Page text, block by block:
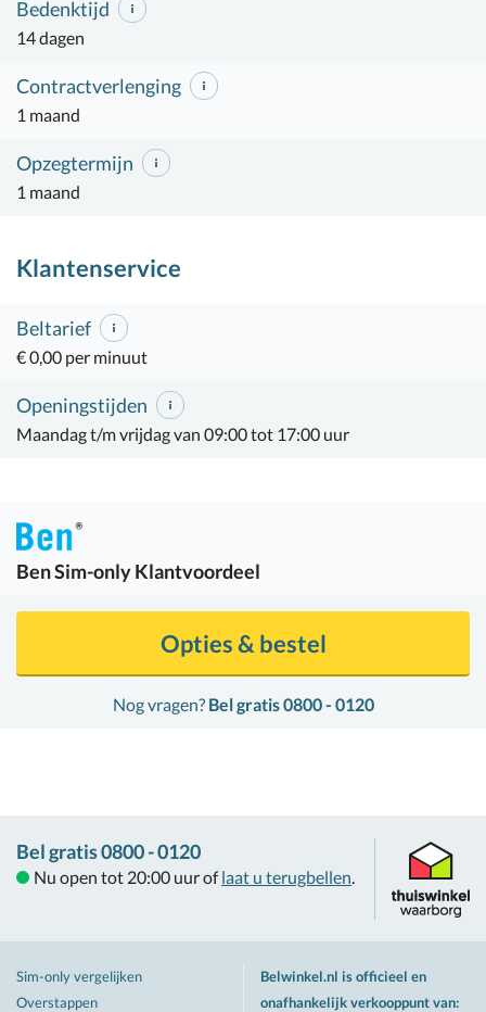
Bedenktijd
14 dagen
Contractverlenging
1 maand
Opzegtermijn
1 maand
Klantenservice
Beltarief
€ 0,00 per minuut
Openingstijden
Maandag t/m vrijdag van 09:00 tot 17:00 uur
BenSim-only Klantvoordeel
Nog vragen? Bel gratis 0800 - 0120
Opties & bestel
Bel gratis 0800 - 0120
Nu open tot 20:00 uur of laat u terugbellen.
Sim-only vergelijken
Overstappen
Belwinkel.nl is officieel en
onafhankelijk verkooppunt van: